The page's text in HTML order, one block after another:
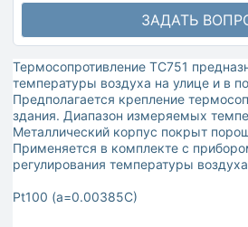
ЗАДАТЬ
Термосопротивление ТС751
температуры воздуха на улице и в
Предполагается крепление
здания. Диапазон измеряемых
Металлический корпус покрыт
Применяется в комплекте с
регулирования температуры
Pt100 (a=0.00385C)